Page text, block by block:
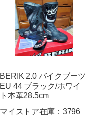
BERIK 2.0 バイクブーツ
EU 44 ブラック/ホワイ
ト本革28.5cm
マイストア在庫： 3796